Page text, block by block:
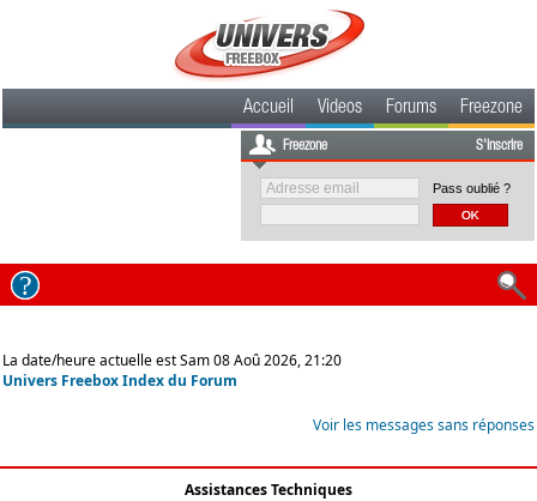
Accueil Videos Forums Freezone
Freezone S'inscrire
Pass oublié ?
La date/heure actuelle est Sam 08 Aoû 2026, 21:20
Univers Freebox Index du Forum
Voir les messages sans réponses
Assistances Techniques